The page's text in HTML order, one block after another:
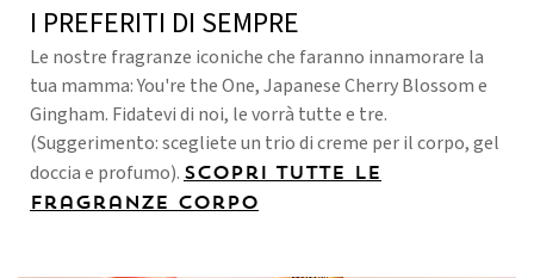
I PREFERITI DI SEMPRE
Le nostre fragranze iconiche che faranno innamorare la
tua mamma: You're the One, Japanese Cherry Blossom e
Gingham. Fidatevi di noi, le vorrà tutte e tre.
(Suggerimento: scegliete un trio di creme per il corpo, gel
doccia e profumo). Scopri tutte le
fragranze corpo